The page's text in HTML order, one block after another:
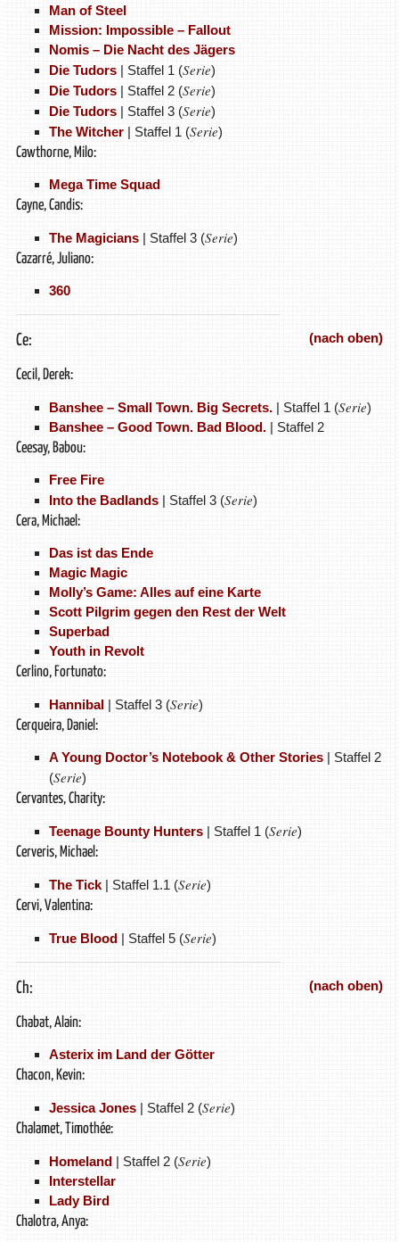
Man of Steel
Mission: Impossible – Fallout
Nomis – Die Nacht des Jägers
Die Tudors | Staffel 1 (Serie)
Die Tudors | Staffel 2 (Serie)
Die Tudors | Staffel 3 (Serie)
The Witcher | Staffel 1 (Serie)
Cawthorne, Milo:
Mega Time Squad
Cayne, Candis:
The Magicians | Staffel 3 (Serie)
Cazarré, Juliano:
360
(nach oben)
Ce:
Cecil, Derek:
Banshee – Small Town. Big Secrets. | Staffel 1 (Serie)
Banshee – Good Town. Bad Blood. | Staffel 2
Ceesay, Babou:
Free Fire
Into the Badlands | Staffel 3 (Serie)
Cera, Michael:
Das ist das Ende
Magic Magic
Molly’s Game: Alles auf eine Karte
Scott Pilgrim gegen den Rest der Welt
Superbad
Youth in Revolt
Cerlino, Fortunato:
Hannibal | Staffel 3 (Serie)
Cerqueira, Daniel:
A Young Doctor’s Notebook & Other Stories | Staffel 2
(Serie)
Cervantes, Charity:
Teenage Bounty Hunters | Staffel 1 (Serie)
Cerveris, Michael:
The Tick | Staffel 1.1 (Serie)
Cervi, Valentina:
True Blood | Staffel 5 (Serie)
(nach oben)
Ch:
Chabat, Alain:
Asterix im Land der Götter
Chacon, Kevin:
Jessica Jones | Staffel 2 (Serie)
Chalamet, Timothée:
Homeland | Staffel 2 (Serie)
Interstellar
Lady Bird
Chalotra, Anya: